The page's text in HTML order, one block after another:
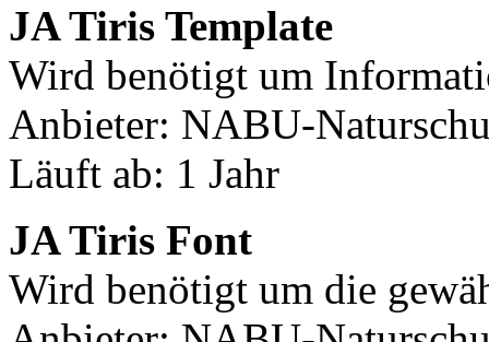
JA Tiris Template
Wird benötigt um
Anbieter: NABU-
Läuft ab: 1 Jahr
JA Tiris Font
Wird benötigt um die